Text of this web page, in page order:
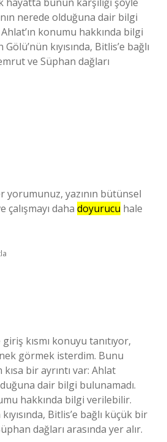
nerede olduğuna dair bilgi
konumu hakkında bilgi
kıyısında, Bitlis’e bağlı
ve Süphan dağları
yorumunuz, yazının bütünsel
çalışmayı daha doyurucu hale
kısmı konuyu tanıtıyor,
görmek isterdim. Bunu
bir ayrıntı var: Ahlat
dair bilgi bulunamadı.
hakkında bilgi verilebilir.
Bitlis’e bağlı küçük bir
dağları arasında yer alır.